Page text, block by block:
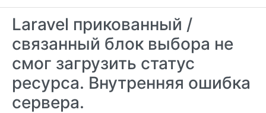
Laravel прикованный /
связанный блок выбора не
смог загрузить статус
ресурса. Внутренняя ошибка
сервера.